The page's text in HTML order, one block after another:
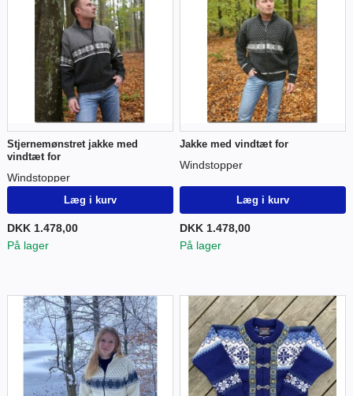
Stjernemønstret jakke med
vindtæt for
Windstopper
Læg i kurv
DKK 1.478,00
På lager
Jakke med vindtæt for
Windstopper
Læg i kurv
DKK 1.478,00
På lager